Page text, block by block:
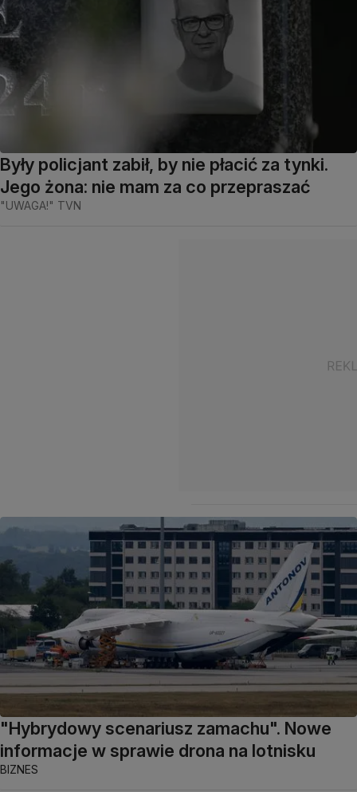
Były policjant zabił, by nie płacić za tynki.
Jego żona: nie mam za co przepraszać
"UWAGA!" TVN
"Hybrydowy scenariusz zamachu". Nowe
informacje w sprawie drona na lotnisku
BIZNES